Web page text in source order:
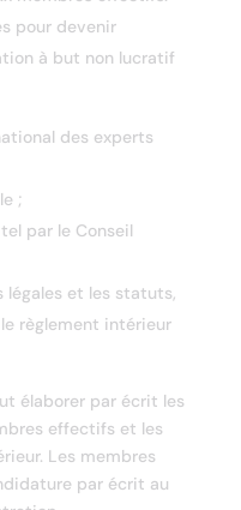
pour devenir
à but non lucratif
des experts
;
par le Conseil
et les statuts,
règlement intérieur
élaborer par écrit les
effectifs et les
Les membres
par écrit au